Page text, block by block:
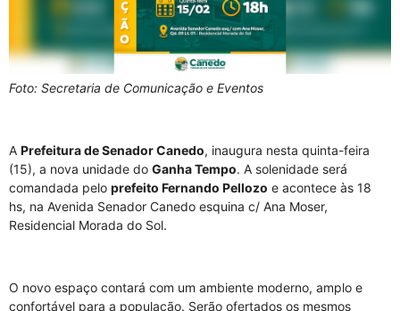
Foto: Secretaria de Comunicação e Eventos
A Prefeitura de Senador Canedo, inaugura nesta quinta-feira
(15), a nova unidade do Ganha Tempo. A solenidade será
comandada pelo prefeito Fernando Pellozo e acontece às 18
hs, na Avenida Senador Canedo esquina c/ Ana Moser,
Residencial Morada do Sol.
O novo espaço contará com um ambiente moderno, amplo e
confortável para a população. Serão ofertados os mesmos